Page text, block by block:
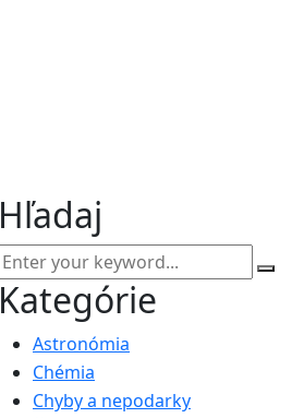
Hľadaj
Kategórie
Astronómia
Chémia
Chyby a nepodarky